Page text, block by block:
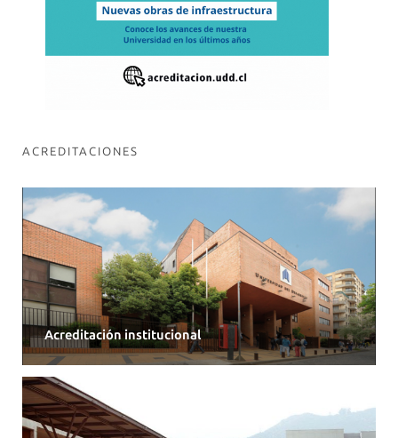
ACREDITACIONES
Acreditación institucional